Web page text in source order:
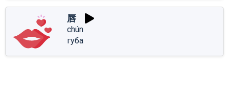
唇
chún
губа